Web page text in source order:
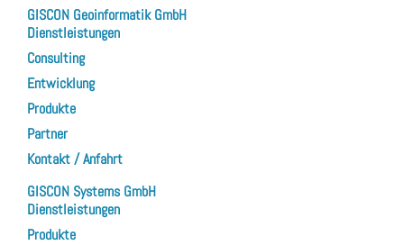
GISCON Geoinformatik GmbH
Dienstleistungen
Consulting
Entwicklung
Produkte
Partner
Kontakt / Anfahrt
GISCON Systems GmbH
Dienstleistungen
Produkte